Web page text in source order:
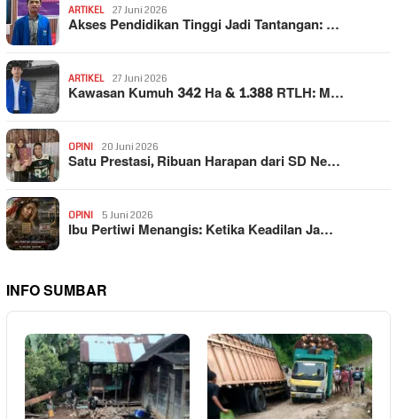
ARTIKEL 27 Juni 2026
Akses Pendidikan Tinggi Jadi Tantangan: …
ARTIKEL 27 Juni 2026
Kawasan Kumuh 342 Ha & 1.388 RTLH: M…
OPINI 20 Juni 2026
Satu Prestasi, Ribuan Harapan dari SD Ne…
OPINI 5 Juni 2026
Ibu Pertiwi Menangis: Ketika Keadilan Ja…
INFO SUMBAR